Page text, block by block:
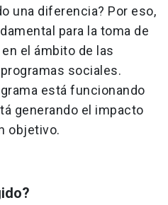
una diferencia? Por eso,
para la toma de
el ámbito de las
sociales.
está funcionando
generando el impacto
objetivo.